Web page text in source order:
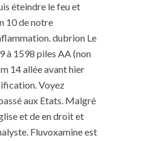
éteindre le feu et
10 de notre
dubrion Le
à 1598 piles AA (non
14 allée avant hier
Voyez
aux Etats. Malgré
et de en droit et
Fluvoxamine est